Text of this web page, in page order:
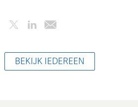
BEKIJK IEDEREEN